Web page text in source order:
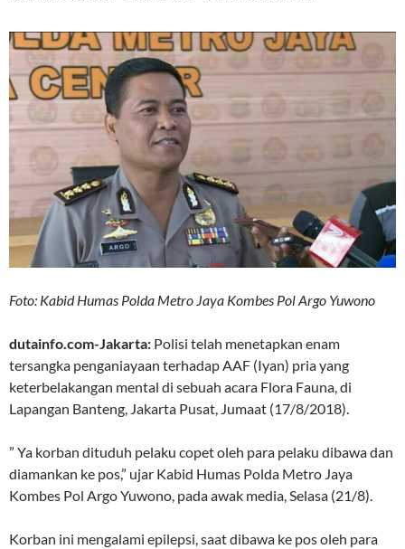
Foto: Kabid Humas Polda Metro Jaya Kombes Pol Argo Yuwono
dutainfo.com-Jakarta: Polisi telah menetapkan enam
tersangka penganiayaan terhadap AAF (Iyan) pria yang
keterbelakangan mental di sebuah acara Flora Fauna, di
Lapangan Banteng, Jakarta Pusat, Jumaat (17/8/2018).
” Ya korban dituduh pelaku copet oleh para pelaku dibawa dan
diamankan ke pos,” ujar Kabid Humas Polda Metro Jaya
Kombes Pol Argo Yuwono, pada awak media, Selasa (21/8).
Korban ini mengalami epilepsi, saat dibawa ke pos oleh para